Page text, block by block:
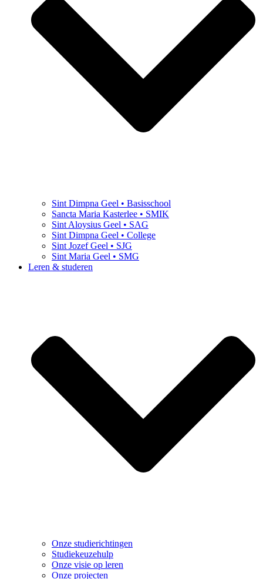
Sint Dimpna Geel • Basisschool
Sancta Maria Kasterlee • SMIK
Sint Aloysius Geel • SAG
Sint Dimpna Geel • College
Sint Jozef Geel • SJG
Sint Maria Geel • SMG
Leren & studeren
Onze studierichtingen
Studiekeuzehulp
Onze visie op leren
Onze projecten